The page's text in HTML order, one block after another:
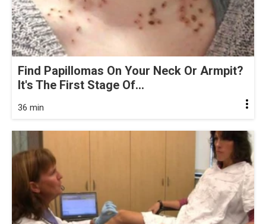
Find Papillomas On Your Neck Or Armpit?
It's The First Stage Of...
36 min